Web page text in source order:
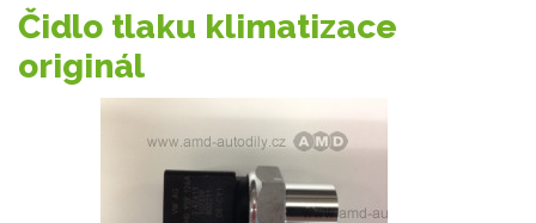
Čidlo tlaku klimatizace
originál